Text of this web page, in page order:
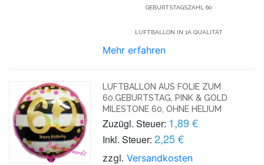
GEBURTSTAGSZAHL 60
LUFTBALLON IN 1A QUALITÄT
Mehr erfahren
LUFTBALLON AUS FOLIE ZUM
60.GEBURTSTAG, PINK & GOLD
MILESTONE 60, OHNE HELIUM
Zuzügl. Steuer: 1,89 €
Inkl. Steuer: 2,25 €
zzgl.Versandkosten